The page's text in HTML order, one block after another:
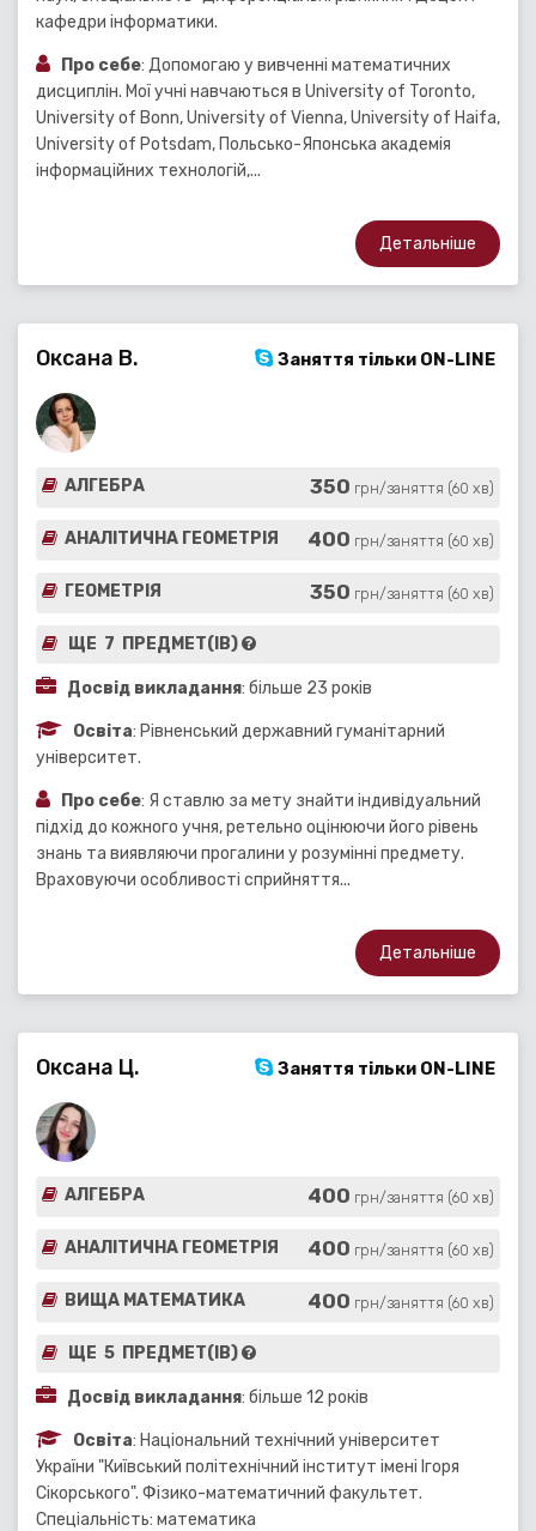
кафедри інформатики.
Про себе: Допомогаю у вивченні математичних
дисциплін. Мої учні навчаються в University of Toronto,
University of Bonn, University of Vienna, University of Haifa,
University of Potsdam, Польсько-Японська академія
інформаційних технологій,...
Детальніше
Оксана В. Заняття тільки ON-LINE
АЛГЕБРА 350 грн/заняття (60 хв)
АНАЛІТИЧНА ГЕОМЕТРІЯ 400 грн/заняття (60 хв)
ГЕОМЕТРІЯ 350 грн/заняття (60 хв)
ЩЕ 7 ПРЕДМЕТ(ІВ)
Досвід викладання: більше 23 років
Освіта: Рівненський державний гуманітарний
університет.
Про себе: Я ставлю за мету знайти індивідуальний
підхід до кожного учня, ретельно оцінюючи його рівень
знань та виявляючи прогалини у розумінні предмету.
Враховуючи особливості сприйняття...
Детальніше
Оксана Ц. Заняття тільки ON-LINE
АЛГЕБРА 400 грн/заняття (60 хв)
АНАЛІТИЧНА ГЕОМЕТРІЯ 400 грн/заняття (60 хв)
ВИЩА МАТЕМАТИКА 400 грн/заняття (60 хв)
ЩЕ 5 ПРЕДМЕТ(ІВ)
Досвід викладання: більше 12 років
Освіта: Національний технічний університет
України "Київський політехнічний інститут імені Ігоря
Сікорського". Фізико-математичний факультет.
Спеціальність: математика